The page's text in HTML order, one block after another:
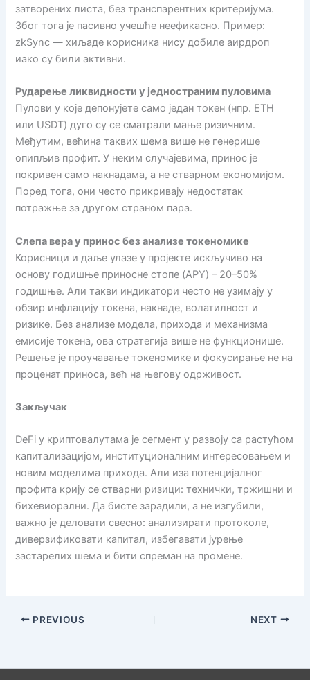
затворених листа, без транспарентних критеријума.
Због тога је пасивно учешће неефикасно. Пример:
zkSync — хиљаде корисника нису добиле аирдроп
иако су били активни.
Рударење ликвидности у једностраним пуловима
Пулови у које депонујете само један токен (нпр. ETH
или USDT) дуго су се сматрали мање ризичним.
Међутим, већина таквих шема више не генерише
опипљив профит. У неким случајевима, принос је
покривен само накнадама, а не стварном економијом.
Поред тога, они често прикривају недостатак
потражње за другом страном пара.
Слепа вера у принос без анализе токеномике
Корисници и даље улазе у пројекте искључиво на
основу годишње приносне стопе (APY) – 20–50%
годишње. Али такви индикатори често не узимају у
обзир инфлацију токена, накнаде, волатилност и
ризике. Без анализе модела, прихода и механизма
емисије токена, ова стратегија више не функционише.
Решење је проучавање токеномике и фокусирање не на
проценат приноса, већ на његову одрживост.
Закључак
DeFi у криптовалутама је сегмент у развоју са растућом
капитализацијом, институционалним интересовањем и
новим моделима прихода. Али иза потенцијалног
профита крију се стварни ризици: технички, тржишни и
бихевиорални. Да бисте зарадили, а не изгубили,
важно је деловати свесно: анализирати протоколе,
диверзификовати капитал, избегавати јурење
застарелих шема и бити спреман на промене.
PREVIOUS NEXT